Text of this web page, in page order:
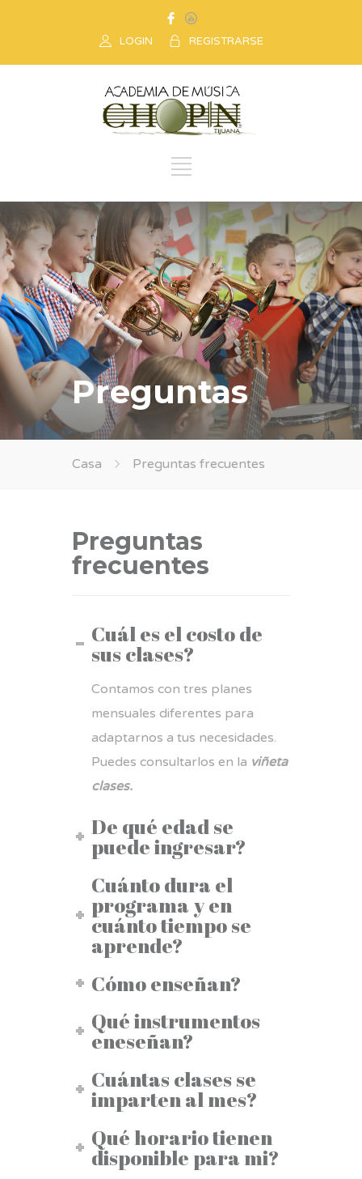
REGISTRARSE
LOGIN
Preguntas
Casa Preguntas frecuentes
Preguntas
frecuentes
Cuál es el costo de
sus clases?
Contamos con tres planes
mensuales diferentes para
adaptarnos a tus necesidades.
Puedes consultarlos en la viñeta
clases.
De qué edad se
puede ingresar?
Cuánto dura el
programa y en
cuánto tiempo se
aprende?
Cómo enseñan?
Qué instrumentos
eneseñan?
Cuántas clases se
imparten al mes?
Qué horario tienen
disponible para mi?